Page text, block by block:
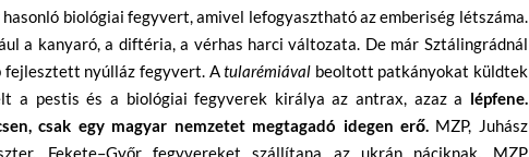
biológiai fegyvert, amivel lefogyasztható az emberiség létszáma.
a kanyaró, a diftéria, a vérhas harci változata. De már Sztálingrádnál
fejlesztett nyúlláz fegyvert. Atularémiával beoltott patkányokat küldtek
a pestis és a biológiai fegyverek királya az antrax, azaz a lépfene.
csak egy magyar nemzetet megtagadó idegen erő.MZP, Juhász
Fekete–Győr fegyvereket szállítana az ukrán náciknak. MZP